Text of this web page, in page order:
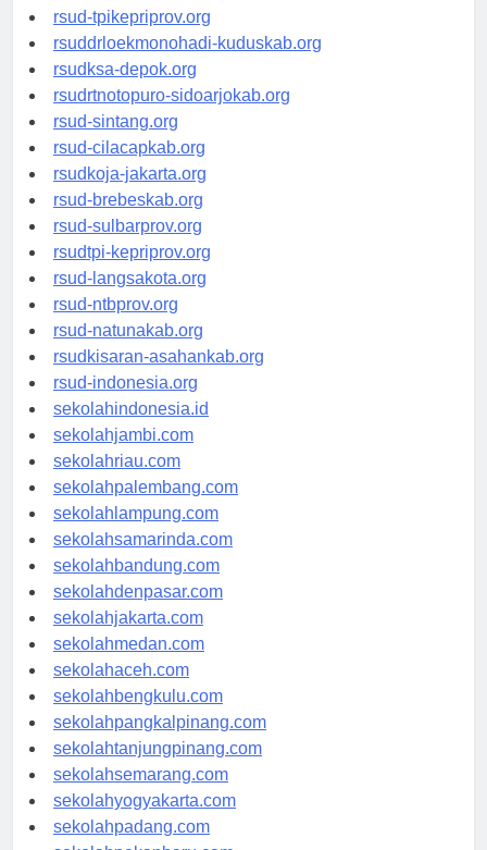
rsud-simeuluekab.org
rsud-tpikepriprov.org
rsuddrloekmonohadi-kuduskab.org
rsudksa-depok.org
rsudrtnotopuro-sidoarjokab.org
rsud-sintang.org
rsud-cilacapkab.org
rsudkoja-jakarta.org
rsud-brebeskab.org
rsud-sulbarprov.org
rsudtpi-kepriprov.org
rsud-langsakota.org
rsud-ntbprov.org
rsud-natunakab.org
rsudkisaran-asahankab.org
rsud-indonesia.org
sekolahindonesia.id
sekolahjambi.com
sekolahriau.com
sekolahpalembang.com
sekolahlampung.com
sekolahsamarinda.com
sekolahbandung.com
sekolahdenpasar.com
sekolahjakarta.com
sekolahmedan.com
sekolahaceh.com
sekolahbengkulu.com
sekolahpangkalpinang.com
sekolahtanjungpinang.com
sekolahsemarang.com
sekolahyogyakarta.com
sekolahpadang.com